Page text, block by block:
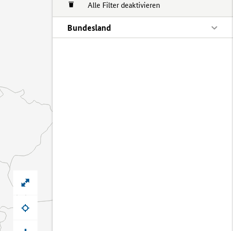
Alle Filter deaktivieren
Bundesland